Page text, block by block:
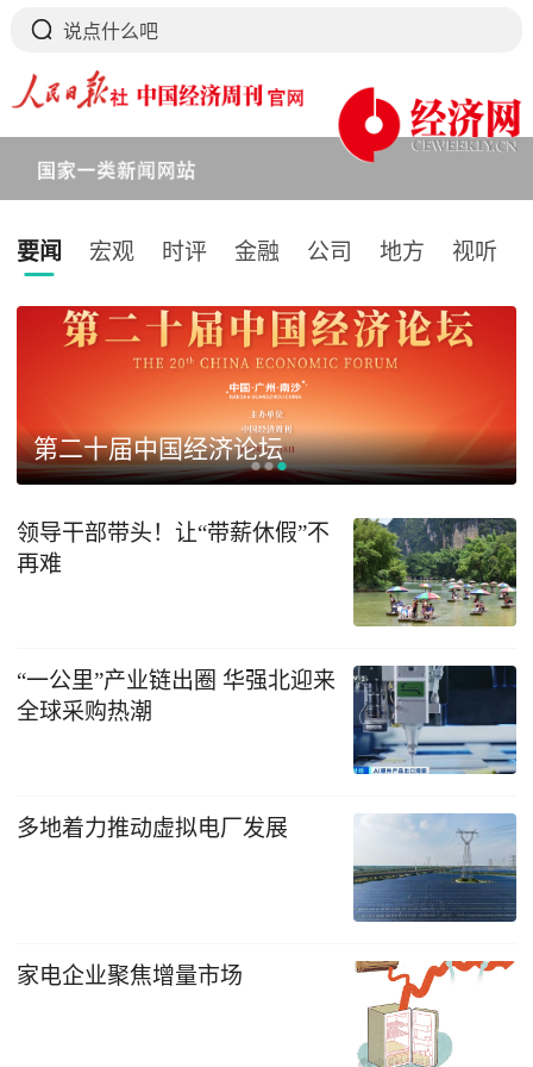
要闻 宏观 时评 金融 公司 地方 视听
下拉刷新
第二十届中国经济论坛
领导干部带头！让“带薪休假”不
再难
“一公里”产业链出圈 华强北迎来
全球采购热潮
多地着力推动虚拟电厂发展
家电企业聚焦增量市场